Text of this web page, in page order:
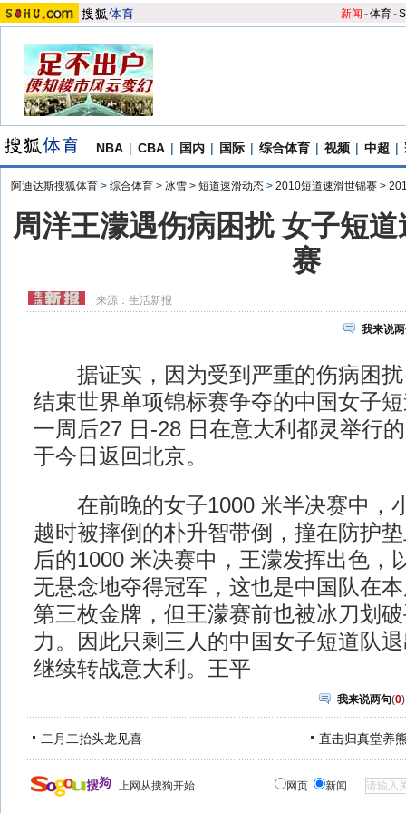
新闻 -体育-S
NBA | CBA | 国内 | 国际 | 综合体育 | 视频 | 中超 |
阿迪达斯搜狐体育 > 综合体育 > 冰雪 > 短道速滑动态 > 2010短道速滑世锦赛 >
周洋王濛遇伤病困扰 女子短
赛
来源：生活新报
我来说
据证实，因为受到严重的伤病困扰
结束世界单项锦标赛争夺的中国女子
一周后27 日-28 日在意大利都灵举行
于今日返回北京。
在前晚的女子1000 米半决赛中，
越时被摔倒的朴升智带倒，撞在防护
后的1000 米决赛中，王濛发挥出色，
无悬念地夺得冠军，这也是中国队在
第三枚金牌，但王濛赛前也被冰刀划
力。因此只剩三人的中国女子短道队
继续转战意大利。王平
我来说两句(0)
二月二抬头龙见喜 直击归真堂养
上网从搜狗开始 网页 新闻